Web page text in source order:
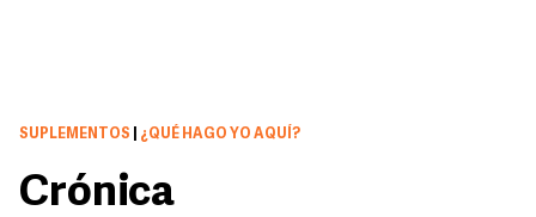
SUPLEMENTOS ¿QUÉ HAGO YO AQUÍ?
Crónica